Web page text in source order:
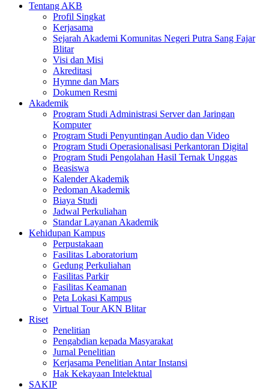
Tentang AKB
Profil Singkat
Kerjasama
Sejarah Akademi Komunitas Negeri Putra Sang Fajar
Blitar
Visi dan Misi
Akreditasi
Hymne dan Mars
Dokumen Resmi
Akademik
Program Studi Administrasi Server dan Jaringan
Komputer
Program Studi Penyuntingan Audio dan Video
Program Studi Operasionalisasi Perkantoran Digital
Program Studi Pengolahan Hasil Ternak Unggas
Beasiswa
Kalender Akademik
Pedoman Akademik
Biaya Studi
Jadwal Perkuliahan
Standar Layanan Akademik
Kehidupan Kampus
Perpustakaan
Fasilitas Laboratorium
Gedung Perkuliahan
Fasilitas Parkir
Fasilitas Keamanan
Peta Lokasi Kampus
Virtual Tour AKN Blitar
Riset
Penelitian
Pengabdian kepada Masyarakat
Jurnal Penelitian
Kerjasama Penelitian Antar Instansi
Hak Kekayaan Intelektual
SAKIP